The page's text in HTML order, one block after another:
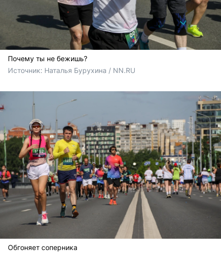
Почему ты не бежишь?
Источник: Наталья Бурухина / NN.RU
Обгоняет соперника